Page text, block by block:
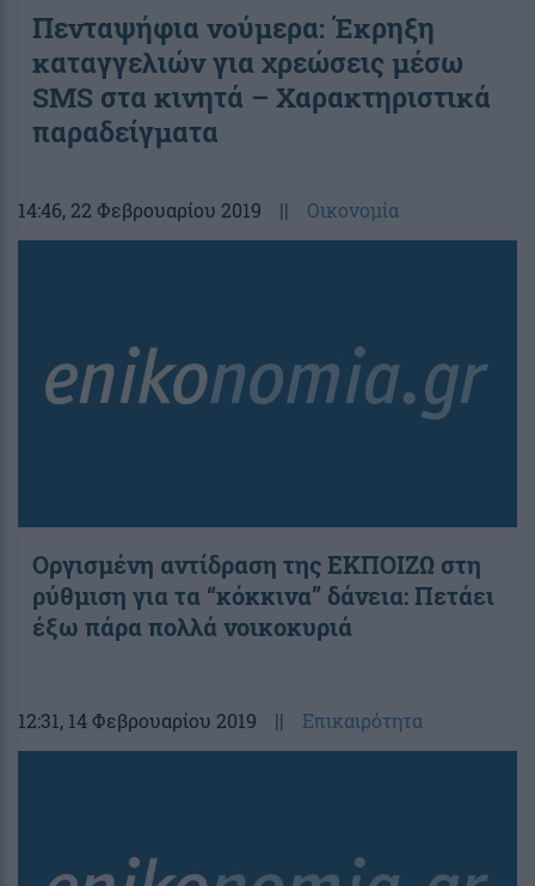
Πενταψήφια νούμερα: Έκρηξη
καταγγελιών για χρεώσεις μέσω
SMS στα κινητά – Χαρακτηριστικά
παραδείγματα
14:46, 22 Φεβρουαρίου 2019 || Οικονομία
Οργισμένη αντίδραση της ΕΚΠΟΙΖΩ στη
ρύθμιση για τα “κόκκινα” δάνεια: Πετάει
έξω πάρα πολλά νοικοκυριά
12:31, 14 Φεβρουαρίου 2019 || Επικαιρότητα